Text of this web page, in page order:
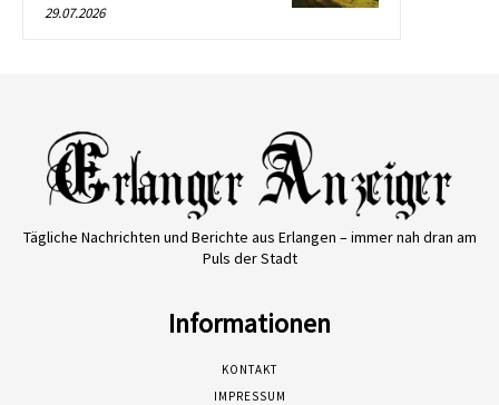
29.07.2026
Tägliche Nachrichten und Berichte aus Erlangen – immer nah dran am
Puls der Stadt
Informationen
KONTAKT
IMPRESSUM